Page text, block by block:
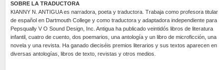
SOBRE LA TRADUCTORA
KIANNY N. ANTIGUA es narradora, poeta y traductora. Trabaja como profesora titular
de español en Dartmouth College y como traductora y adaptadora independiente para
Pepsqually V O Sound Design, Inc. Antigua ha publicado veintidós libros de literatura
infantil, cuatro de cuento, dos poemarios, una antología y un libro de microficción, una
novela y una revista. Ha ganado dieciséis premios literarios y sus textos aparecen en
diversas antologías, libros de texto, revistas y otros medios.